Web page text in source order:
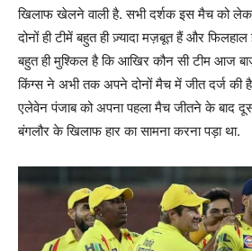
खिलाफ खेलने वाली है. सभी दर्शक इस मैच को लेकर
दोनों ही टीमें बहुत ही ज़्यादा मज़बूत हैं और
बहुत ही मुश्किल है कि आखिर कौन सी टीम आज
किंग्स ने अभी तक अपने दोनों मैच में जीत दर्ज की
एलेवेन पंजाब को अपना पहला मैच जीतने के बाद
बंगलौर के खिलाफ हार का सामना करना पड़ा था.